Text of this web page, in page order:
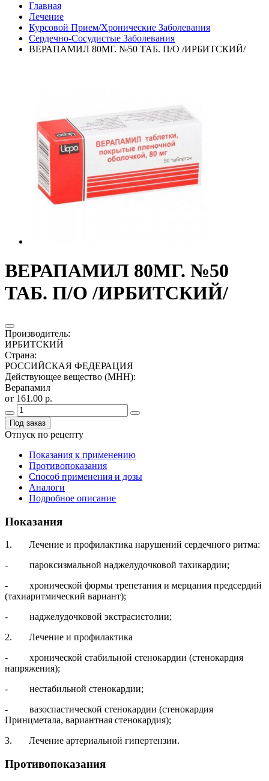
Главная
Лечение
Курсовой Прием/Хронические Заболевания
Сердечно-Сосудистые Заболевания
ВЕРАПАМИЛ 80МГ. №50 ТАБ. П/О /ИРБИТСКИЙ/
ВЕРАПАМИЛ 80МГ. №50
ТАБ. П/О /ИРБИТСКИЙ/
Производитель:
ИРБИТСКИЙ
Страна:
РОССИЙСКАЯ ФЕДЕРАЦИЯ
Действующее вещество (МНН):
Верапамил
от 161.00 р.
Под заказ
Отпуск по рецепту
Показания к применению
Противопоказания
Способ применения и дозы
Аналоги
Подробное описание
Показания
1. Лечение и профилактика нарушений сердечного ритма:
- пароксизмальной наджелудочковой тахикардии;
- хронической формы трепетания и мерцания предсердий
(тахиаритмический вариант);
- наджелудочковой экстрасистолии;
2. Лечение и профилактика
- хронической стабильной стенокардии (стенокардия
напряжения);
- нестабильной стенокардии;
- вазоспастической стенокардии (стенокардия
Принцметала, вариантная стенокардия);
3. Лечение артериальной гипертензии.
Противопоказания